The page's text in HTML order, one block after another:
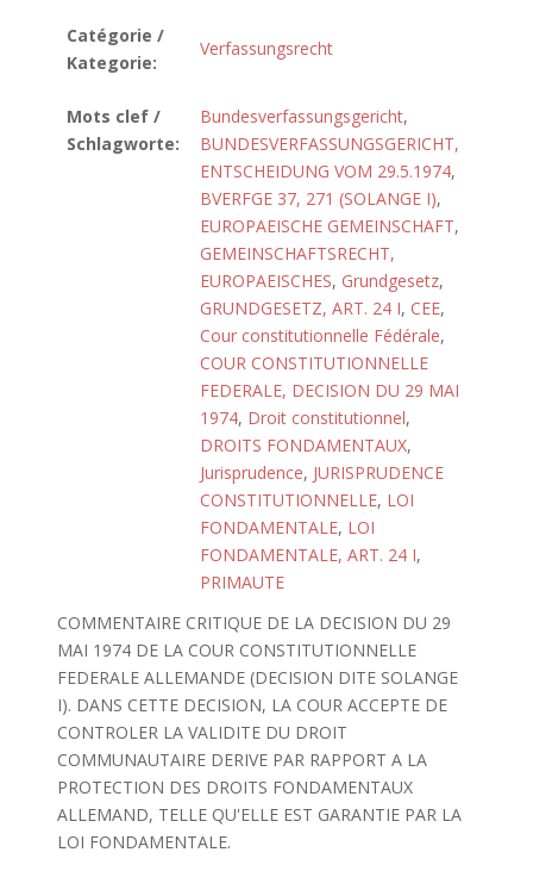
Catégorie /
Kategorie:
Verfassungsrecht
Mots clef /
Schlagworte:
Bundesverfassungsgericht,
BUNDESVERFASSUNGSGERICHT,
ENTSCHEIDUNG VOM 29.5.1974,
BVERFGE 37, 271 (SOLANGE I),
EUROPAEISCHE GEMEINSCHAFT,
GEMEINSCHAFTSRECHT,
EUROPAEISCHES, Grundgesetz,
GRUNDGESETZ, ART. 24 I, CEE,
Cour constitutionnelle Fédérale,
COUR CONSTITUTIONNELLE
FEDERALE, DECISION DU 29 MAI
1974, Droit constitutionnel,
DROITS FONDAMENTAUX,
Jurisprudence, JURISPRUDENCE
CONSTITUTIONNELLE, LOI
FONDAMENTALE, LOI
FONDAMENTALE, ART. 24 I,
PRIMAUTE
COMMENTAIRE CRITIQUE DE LA DECISION DU 29
MAI 1974 DE LA COUR CONSTITUTIONNELLE
FEDERALE ALLEMANDE (DECISION DITE SOLANGE
I). DANS CETTE DECISION, LA COUR ACCEPTE DE
CONTROLER LA VALIDITE DU DROIT
COMMUNAUTAIRE DERIVE PAR RAPPORT A LA
PROTECTION DES DROITS FONDAMENTAUX
ALLEMAND, TELLE QU'ELLE EST GARANTIE PAR LA
LOI FONDAMENTALE.